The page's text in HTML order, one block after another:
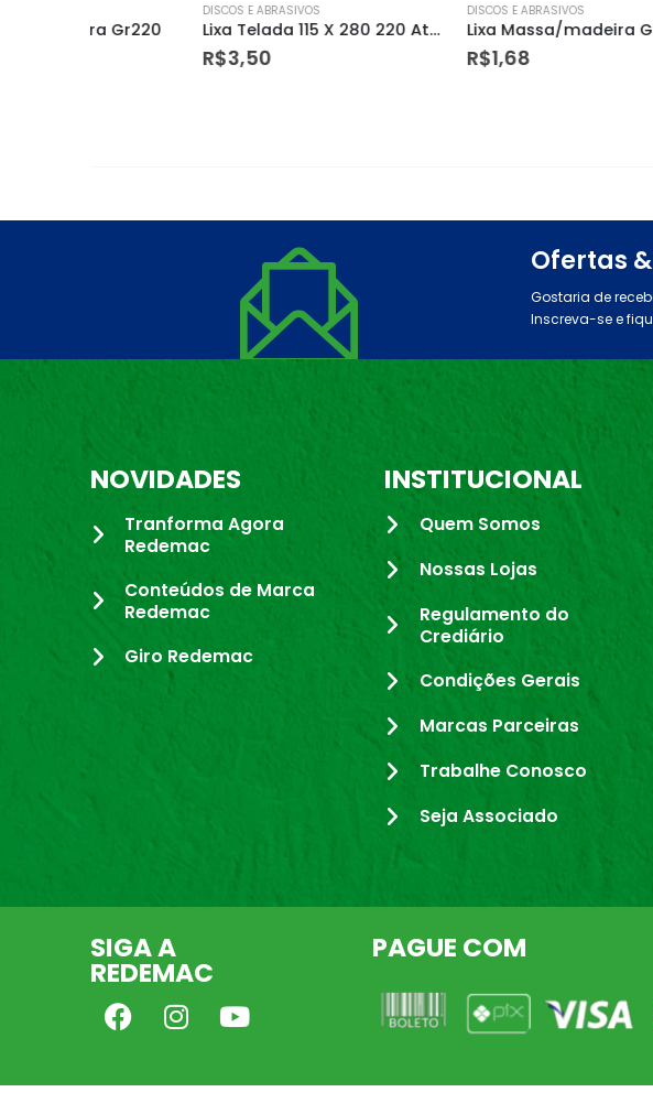
DISCOS E ABRASIVOS
Lixa Telada 115 X 280 220 At17/220 Atlas
DISCOS E ABRASIVOS
Lixa Massa/madeira Gr 80
Ofertas
Gostaria de
Inscreva-se e
NOVIDADES
Tranforma Agora
Redemac
Conteúdos de Marca
Redemac
Giro Redemac
INSTITUCIONAL
Quem Somos
Nossas Lojas
Regulamento do
Crediário
Condições Gerais
Marcas Parceiras
Trabalhe Conosco
Seja Associado
SIGA A
REDEMAC
PAGUE COM